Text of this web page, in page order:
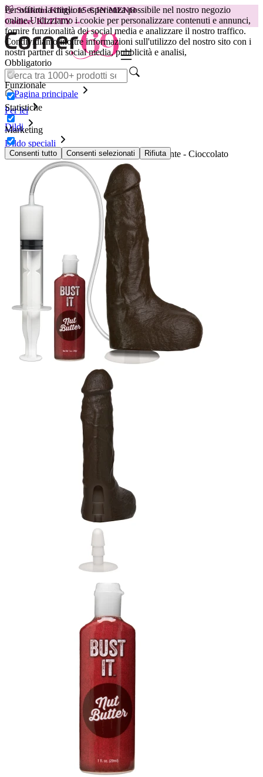
Per offrirti la migliore esperienza possibile nel nostro negozio
online.Utilizziamo i cookie per personalizzare contenuti e annunci,
fornire funzionalità dei social media e analizzare il nostro traffico.
Condividiamo inoltre informazioni sull'utilizzo del nostro sito con i
nostri partner di social media, pubblicità e analisi,
Obbligatorio
Funzionale
Statistiche
Marketing
Consenti tutto Consenti selezionati Rifiuta
😽Svakom Klitty: 15 € IN MENO
Codice: KLITTY →
Pagina principale
Per lei
Dildi
Dildo speciali
Doc Johnson - Bust It Pene realistico eiaculante - Cioccolato